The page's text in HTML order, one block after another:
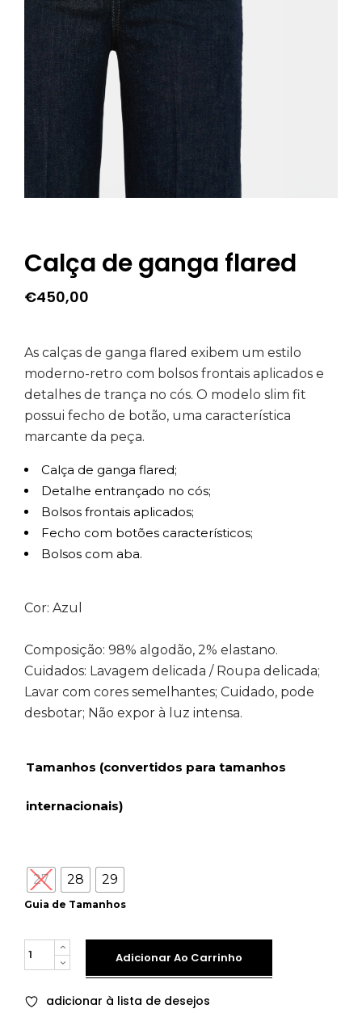
Calça de ganga flared
€450,00
As calças de ganga flared exibem um estilo
moderno-retro com bolsos frontais aplicados e
detalhes de trança no cós. O modelo slim fit
possui fecho de botão, uma característica
marcante da peça.
Calça de ganga flared;
Detalhe entrançado no cós;
Bolsos frontais aplicados;
Fecho com botões característicos;
Bolsos com aba.
Cor: Azul
Composição: 98% algodão, 2% elastano.
Cuidados: Lavagem delicada / Roupa delicada;
Lavar com cores semelhantes; Cuidado, pode
desbotar; Não expor à luz intensa.
Guia de Tamanhos
Tamanhos (convertidos para tamanhos
internacionais)
27 28 29
Quantity
Adicionar Ao Carrinho
adicionar à lista de desejos